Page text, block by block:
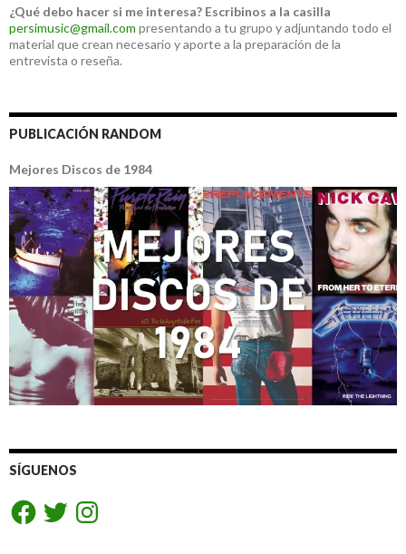
¿Qué debo hacer si me interesa? Escribinos a la casilla
persimusic@gmail.com presentando a tu grupo y adjuntando todo el
material que crean necesario y aporte a la preparación de la
entrevista o reseña.
PUBLICACIÓN RANDOM
Mejores Discos de 1984
SÍGUENOS
FacebookTwitterInstagram